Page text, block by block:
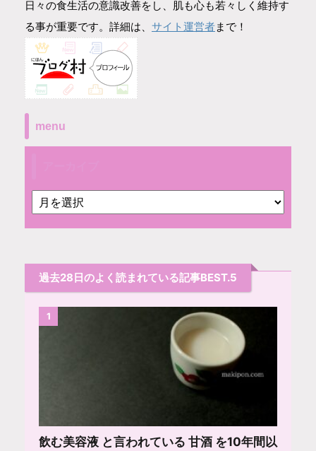
日々の食生活の意識改善をし、肌も心も若々しく維持す
る事が重要です。詳細は、 サイト運営者まで！
menu
過去28日のよく読まれている記事BEST.5
1
飲む美容液 と言われている 甘酒 を10年間以